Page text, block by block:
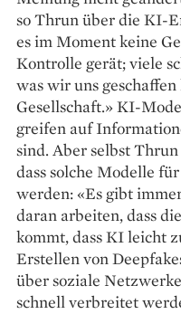
so Thrun über die KI-
es im Moment keine
Kontrolle gerät; viele
was wir uns
Gesellschaft.» KI-
greifen auf
sind. Aber selbst
dass solche Modelle
werden: «Es gibt
daran arbeiten, dass
kommt, dass KI leicht
Erstellen von
über soziale
schnell verbreitet